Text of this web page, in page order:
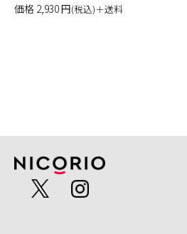
価格 2,930円(税込)＋送料